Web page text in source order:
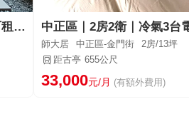
NTU｜NTNU｜近捷運｜可租補可報稅
師大居 中正區-金門街 2房/13坪
距古亭 655公尺
33,000元/月 (有額外費用)